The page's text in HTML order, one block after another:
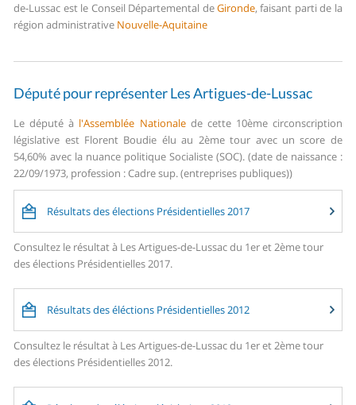
de-Lussac est le Conseil Départemental deGironde, faisant parti de la
région administrative Nouvelle-Aquitaine
Député pour représenter Les Artigues-de-Lussac
Le député à l'Assemblée Nationalede cette 10ème circonscription
législative est Florent Boudie élu au 2ème tour avec un score de
54,60% avec la nuance politique Socialiste (SOC). (date de naissance :
22/09/1973, profession : Cadre sup. (entreprises publiques))
Résultats des élections Présidentielles 2017
Consultez le résultat à Les Artigues-de-Lussac du 1er et 2ème tour
des élections Présidentielles 2017.
Résultats des éléctions Présidentielles 2012
Consultez le résultat à Les Artigues-de-Lussac du 1er et 2ème tour
des élections Présidentielles 2012.